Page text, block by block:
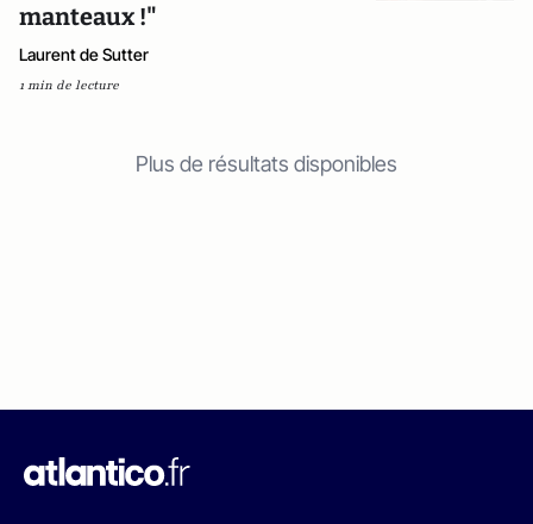
manteaux !"
Laurent de Sutter
1 min de lecture
Plus de résultats disponibles